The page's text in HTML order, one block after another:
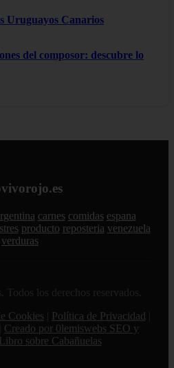
Uruguayos Canarios
del composor: descubre lo
carnes comidas espana
producto reposteria venezuela
verduras
los derechos reservados.
Cookies Política de Privacidad
Creado por 0lemiswebs SEO y
Libro sobre Cabañuelas